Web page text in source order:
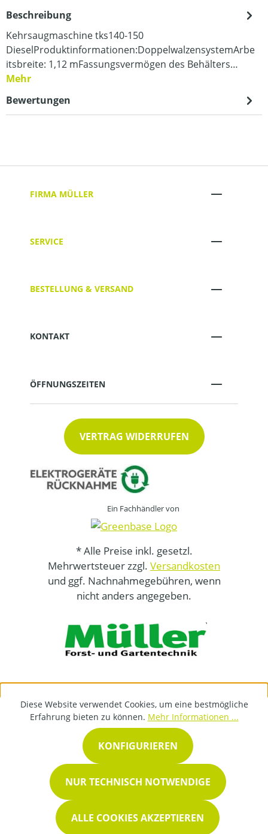
Beschreibung
Kehrsaugmaschine tks140-150
DieselProduktinformationen:DoppelwalzensystemArbe
itsbreite: 1,12 mFassungsvermögen des Behälters…
Mehr
Bewertungen
FIRMA MÜLLER
SERVICE
BESTELLUNG & VERSAND
KONTAKT
ÖFFNUNGSZEITEN
VERTRAG WIDERRUFEN
Ein Fachhändler von
* Alle Preise inkl. gesetzl.
Mehrwertsteuer zzgl. Versandkosten
und ggf. Nachnahmegebühren, wenn
nicht anders angegeben.
Diese Website verwendet Cookies, um eine bestmögliche
Erfahrung bieten zu können. Mehr Informationen ...
NUR TECHNISCH NOTWENDIGE
KONFIGURIEREN
ALLE COOKIES AKZEPTIEREN